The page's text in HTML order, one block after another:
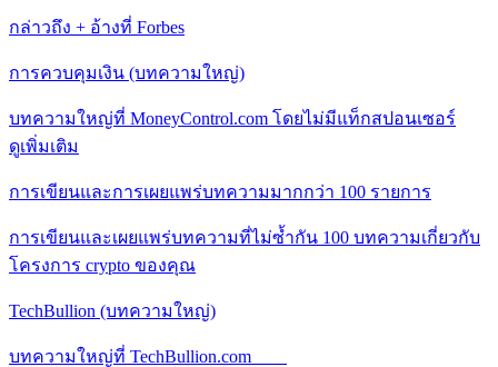
กล่าวถึง + อ้างที่ Forbes
การควบคุมเงิน (บทความใหญ่)
บทความใหญ่ที่ MoneyControl.com โดยไม่มีแท็กสปอนเซอร์
ดูเพิ่มเติม
การเขียนและการเผยแพร่บทความมากกว่า 100 รายการ
การเขียนและเผยแพร่บทความที่ไม่ซ้ำกัน 100 บทความเกี่ยวกับ
โครงการ crypto ของคุณ
TechBullion (บทความใหญ่)
บทความใหญ่ที่ TechBullion.com